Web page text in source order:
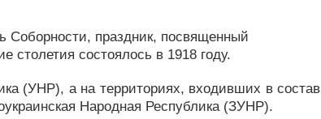
Соборности, праздник, посвященный
столетия состоялось в 1918 году.
(УНР), а на территориях, входивших в состав
Народная Республика (ЗУНР).